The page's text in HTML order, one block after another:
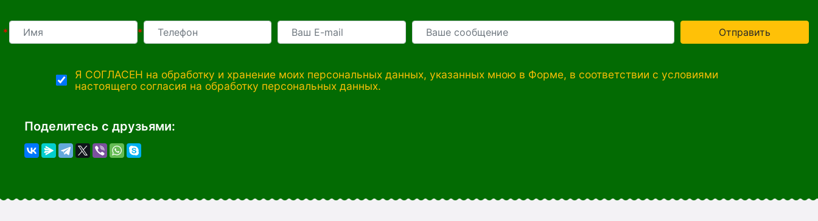
* * Отправить
Я СОГЛАСЕН на обработку и хранение моих персональных данных, указанных мною в Форме, в соответствии с условиями
настоящего согласия на обработку персональных данных.
Поделитесь с друзьями: